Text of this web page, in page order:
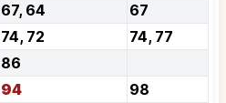
67, 64
67
74, 72
74, 77
86
94 98